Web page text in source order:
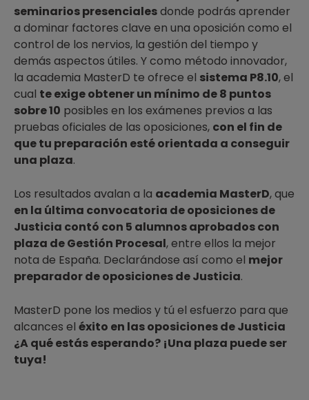
seminarios presencialesdonde podrás aprender
a dominar factores clave en una oposición como el
control de los nervios, la gestión del tiempo y
demás aspectos útiles. Y como método innovador,
la academia MasterD te ofrece el sistema P8.10, el
cual te exige obtener un mínimo de 8 puntos
sobre 10 posibles en los exámenes previos a las
pruebas oficiales de las oposiciones, con el fin de
que tu preparación esté orientada a conseguir
una plaza.
Los resultados avalan a la academia MasterD, que
en la última convocatoria de oposiciones de
Justicia contó con 5 alumnos aprobados con
plaza de Gestión Procesal, entre ellos la mejor
nota de España. Declarándose así como el mejor
preparador de oposiciones de Justicia.
MasterD pone los medios y tú el esfuerzo para que
alcances el éxito en las oposiciones de Justicia
¿A qué estás esperando? ¡Una plaza puede ser
tuya!